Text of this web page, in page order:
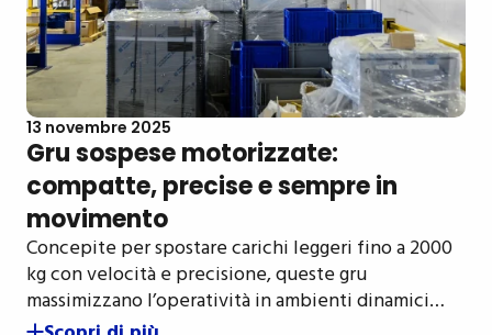
13 novembre 2025
Gru sospese motorizzate:
compatte, precise e sempre in
movimento
Concepite per spostare carichi leggeri fino a 2000
kg con velocità e precisione, queste gru
massimizzano l’operatività in ambienti dinamici…